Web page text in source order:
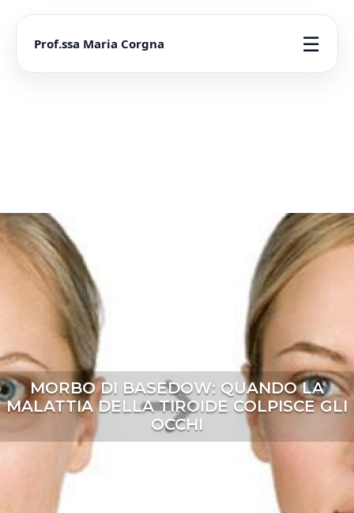
Prof.ssa Maria Corgna ☰
MORBO DI BASEDOW: QUANDO LA
MALATTIA DELLA TIROIDE COLPISCE GLI
OCCHI